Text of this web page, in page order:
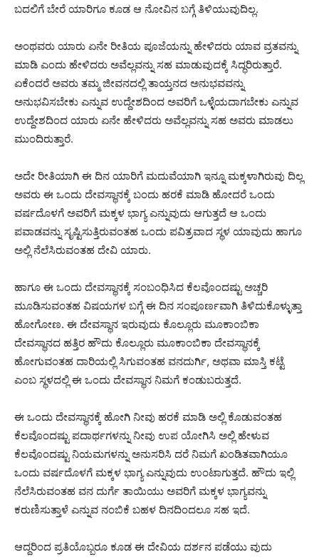
ಬದಲಿಗೆ ಬೇರೆ ಯಾರಿಗೂ ಕೂಡ ಆ ನೋವಿನ ಬಗ್ಗೆ ತಿಳಿಯುವುದಿಲ್ಲ.
ಅಂಥವರು ಯಾರು ಏನೇ ರೀತಿಯ ಪೂಜೆಯನ್ನು ಹೇಳಿದರು ಯಾವ ವ್ರತವನ್ನು
ಮಾಡಿ ಎಂದು ಹೇಳಿದರು ಅವೆಲ್ಲವನ್ನು ಸಹ ಮಾಡುವುದಕ್ಕೆ ಸಿದ್ಧರಿರುತ್ತಾರೆ.
ಏಕೆಂದರೆ ಅವರು ತಮ್ಮ ಜೀವನದಲ್ಲಿ ತಾಯ್ತನದ ಅನುಭವವನ್ನು
ಅನುಭವಿಸಬೇಕು ಎನ್ನುವ ಉದ್ದೇಶದಿಂದ ಅವರಿಗೆ ಒಳ್ಳೆಯದಾಗಬೇಕು ಎನ್ನುವ
ಉದ್ದೇಶದಿಂದ ಯಾರು ಏನೇ ಹೇಳಿದರು ಅವೆಲ್ಲವನ್ನು ಸಹ ಅವರು ಮಾಡಲು
ಮುಂದಿರುತ್ತಾರೆ.
ಅದೇ ರೀತಿಯಾಗಿ ಈ ದಿನ ಯಾರಿಗೆ ಮದುವೆಯಾಗಿ ಇನ್ನೂ ಮಕ್ಕಳಾಗಿರುವು ದಿಲ್ಲ
ಅವರು ಈ ಒಂದು ದೇವಸ್ಥಾನಕ್ಕೆ ಬಂದು ಹರಕೆ ಮಾಡಿ ಹೋದರೆ ಒಂದು
ವರ್ಷದೊಳಗೆ ಅವರಿಗೆ ಮಕ್ಕಳ ಭಾಗ್ಯ ಎನ್ನುವುದು ಆಗುತ್ತದೆ ಆ ಒಂದು
ಪವಾಡವನ್ನು ಸೃಷ್ಟಿಸುತ್ತಿರುವಂತಹ ಒಂದು ಪವಿತ್ರವಾದ ಸ್ಥಳ ಯಾವುದು ಹಾಗೂ
ಅಲ್ಲಿ ನೆಲೆಸಿರುವಂತಹ ದೇವಿ ಯಾರು.
ಹಾಗೂ ಈ ಒಂದು ದೇವಸ್ಥಾನಕ್ಕೆ ಸಂಬಂಧಿಸಿದ ಕೆಲವೊಂದಷ್ಟು ಅಚ್ಚರಿ
ಮೂಡಿಸುವಂತಹ ವಿಷಯಗಳ ಬಗ್ಗೆ ಈ ದಿನ ಸಂಪೂರ್ಣವಾಗಿ ತಿಳಿದುಕೊಳ್ಳುತ್ತಾ
ಹೋಗೋಣ. ಈ ದೇವಸ್ಥಾನ ಇರುವುದು ಕೊಲ್ಲೂರು ಮೂಕಾಂಬಿಕಾ
ದೇವಸ್ಥಾನದ ಹತ್ತಿರ ಹೌದು ಕೊಲ್ಲೂರು ಮೂಕಾಂಬಿಕಾ ದೇವಸ್ಥಾನಕ್ಕೆ
ಹೋಗುವಂತಹ ದಾರಿಯಲ್ಲಿ ಸಿಗುವಂತಹ ವನದುರ್ಗಿ, ಅಥವಾ ಮಾಸ್ತಿ ಕಟ್ಟೆ
ಎಂಬ ಸ್ಥಳದಲ್ಲಿ ಈ ಒಂದು ದೇವಸ್ಥಾನ ನಿಮಗೆ ಕಂಡುಬರುತ್ತದೆ.
ಈ ಒಂದು ದೇವಸ್ಥಾನಕ್ಕೆ ಹೋಗಿ ನೀವು ಹರಕೆ ಮಾಡಿ ಅಲ್ಲಿ ಕೊಡುವಂತಹ
ಕೆಲವೊಂದಷ್ಟು ಪದಾರ್ಥಗಳನ್ನು ನೀವು ಉಪ ಯೋಗಿಸಿ ಅಲ್ಲಿ ಹೇಳುವ
ಕೆಲವೊಂದಷ್ಟು ನಿಯಮಗಳನ್ನು ಅನುಸರಿಸಿ ದರೆ ನಿಮಗೆ ಖಂಡಿತವಾಗಿಯೂ
ಒಂದು ವರ್ಷದೊಳಗೆ ಮಕ್ಕಳ ಭಾಗ್ಯ ಎನ್ನುವುದು ಉಂಟಾಗುತ್ತದೆ. ಹೌದು ಇಲ್ಲಿ
ನೆಲೆಸಿರುವಂತಹ ವನ ದುರ್ಗೆ ತಾಯಿಯು ಅವರಿಗೆ ಮಕ್ಕಳ ಭಾಗ್ಯವನ್ನು
ಕರುಣಿಸುತ್ತಾಳೆ ಎನ್ನುವ ನಂಬಿಕೆ ಬಹಳ ದಿನದಿಂದಲೂ ಸಹ ಇದೆ.
ಆದ್ದರಿಂದ ಪ್ರತಿಯೊಬ್ಬರೂ ಕೂಡ ಈ ದೇವಿಯ ದರ್ಶನ ಪಡೆಯು ವುದು